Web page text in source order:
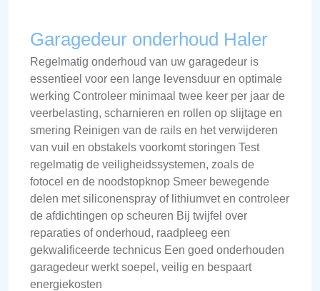
Garagedeur onderhoud Haler
Regelmatig onderhoud van uw garagedeur is
essentieel voor een lange levensduur en optimale
werking Controleer minimaal twee keer per jaar de
veerbelasting, scharnieren en rollen op slijtage en
smering Reinigen van de rails en het verwijderen
van vuil en obstakels voorkomt storingen Test
regelmatig de veiligheidssystemen, zoals de
fotocel en de noodstopknop Smeer bewegende
delen met siliconenspray of lithiumvet en controleer
de afdichtingen op scheuren Bij twijfel over
reparaties of onderhoud, raadpleeg een
gekwalificeerde technicus Een goed onderhouden
garagedeur werkt soepel, veilig en bespaart
energiekosten